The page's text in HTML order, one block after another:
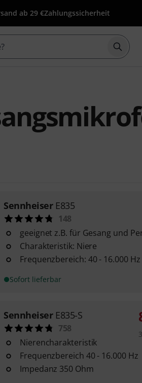
ab 29 €Zahlungssicherheit
Sennheiser E835
148
geeignet z.B. für Gesang und
Charakteristik: Niere
Frequenzbereich: 40 - 16.000 Hz
Sofort lieferbar
Sennheiser E835-S
758
Nierencharakteristik
Frequenzbereich 40 - 16.000 Hz
Impedanz 350 Ohm